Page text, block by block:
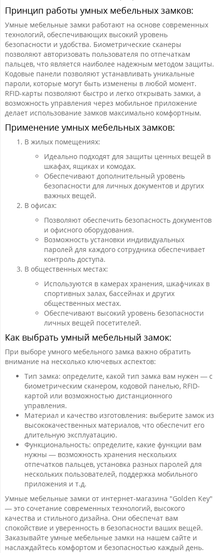
Принцип работы умных мебельных замков:
Умные мебельные замки работают на основе современных
технологий, обеспечивающих высокий уровень
безопасности и удобства. Биометрические сканеры
позволяют авторизовать пользователя по отпечаткам
пальцев, что является наиболее надежным методом защиты.
Кодовые панели позволяют устанавливать уникальные
пароли, которые могут быть изменены в любой момент.
RFID-карты позволяют быстро и легко открывать замки, а
возможность управления через мобильное приложение
делает использование замков максимально комфортным.
Применение умных мебельных замков:
В жилых помещениях:
Идеально подходят для защиты ценных вещей в
шкафах, ящиках и комодах.
Обеспечивают дополнительный уровень
безопасности для личных документов и других
важных вещей.
В офисах:
Позволяют обеспечить безопасность документов
и офисного оборудования.
Возможность установки индивидуальных
паролей для каждого сотрудника обеспечивает
контроль доступа.
В общественных местах:
Используются в камерах хранения, шкафчиках в
спортивных залах, бассейнах и других
общественных местах.
Обеспечивают высокий уровень безопасности
личных вещей посетителей.
Как выбрать умный мебельный замок:
При выборе умного мебельного замка важно обратить
внимание на несколько ключевых аспектов:
Тип замка: определите, какой тип замка вам нужен — с
биометрическим сканером, кодовой панелью, RFID-
картой или возможностью дистанционного
управления.
Материал и качество изготовления: выберите замок из
высококачественных материалов, что обеспечит его
длительную эксплуатацию.
Функциональность: определите, какие функции вам
нужны — возможность хранения нескольких
отпечатков пальцев, установка разных паролей для
нескольких пользователей, поддержка мобильного
приложения и т.д.
Умные мебельные замки от интернет-магазина "Golden Key"
— это сочетание современных технологий, высокого
качества и стильного дизайна. Они обеспечат вам
спокойствие и уверенность в безопасности ваших вещей.
Заказывайте умные мебельные замки на нашем сайте и
наслаждайтесь комфортом и безопасностью каждый день.